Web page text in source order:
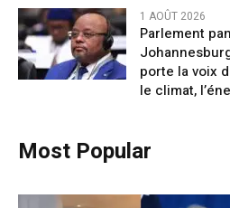
1 AOÛT 2026
Parlement
porte la voix
le climat,
Most Popular